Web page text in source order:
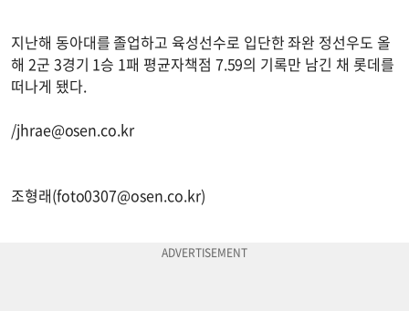
지난해 동아대를 졸업하고 육성선수로 입단한 좌완 정선우도 올
해 2군 3경기 1승 1패 평균자책점 7.59의 기록만 남긴 채 롯데를
떠나게 됐다.
/jhrae@osen.co.kr
조형래(foto0307@osen.co.kr)